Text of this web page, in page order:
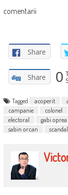
comentarii
Share
Share 0
Tagged acoperit
campanie
colonel
electoral
gabi oprea
sabin orcan
scandal